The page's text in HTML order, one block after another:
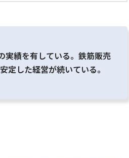
績を有している。鉄筋販売
定した経営が続いている。